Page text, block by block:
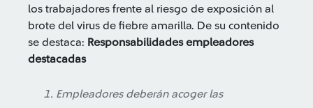
los trabajadores frente al riesgo de exposición al
brote del virus de fiebre amarilla. De su contenido
se destaca: Responsabilidades empleadores
destacadas
Empleadores deberán acoger las